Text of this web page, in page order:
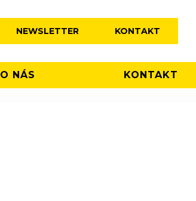
NEWSLETTER KONTAKT
O NÁS KONTAKT